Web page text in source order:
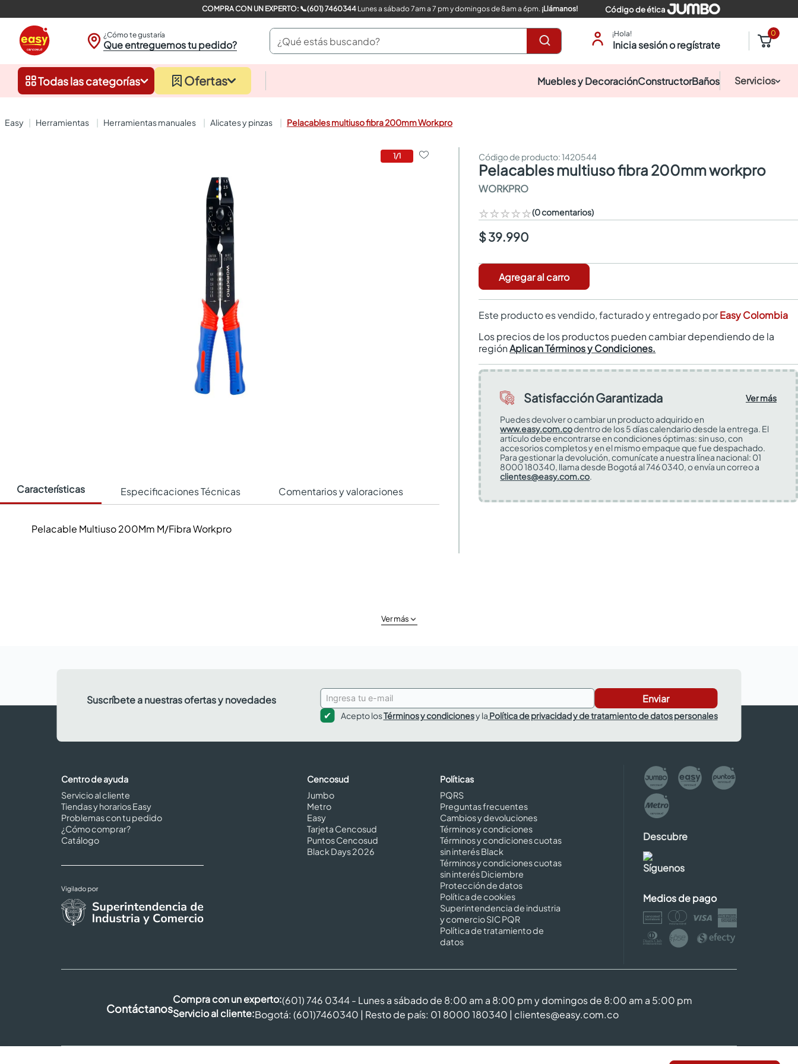
COMPRA CON UN EXPERTO: 📞(601) 7460344Lunes a sábado 7am a 7 pm y domingos de 8am a 6pm. ¡Llámanos! Código de ética
¿Cómo te gustaría
Que entreguemos tu pedido?
¿Qué estás buscando? ¡Hola!
Inicia sesión o regístrate
0
Todas las categorías Ofertas Muebles y DecoraciónConstructorBaños Servicios
herramientas herramientas manuales alicates y pinzas Pelacables multiuso fibra 200mm Workpro
1/1
Características Especificaciones Técnicas Comentarios y valoraciones
Pelacable Multiuso 200Mm M/Fibra Workpro
:1420544
pelacables multiuso fibra 200mm workpro
WORKPRO
☆☆☆☆☆(0 comentarios)
$ 39.990
Agregar al carro
Este producto es vendido, facturado y entregado porEasy Colombia
Los precios de los productos pueden cambiar dependiendo de la
regiónAplican Términos y Condiciones.
Satisfacción Garantizada
Ver más
Puedes devolver o cambiar un producto adquirido en
www.easy.com.codentro de los 5 días calendario desde la entrega. El
artículo debe encontrarse en condiciones óptimas: sin uso, con
accesorios completos y en el mismo empaque que fue despachado.
Para gestionar la devolución, comunícate a nuestra línea nacional: 01
8000 180340, llama desde Bogotá al 746 0340, o envía un correo a
clientes@easy.com.co.
Ver más
Suscríbete a nuestras ofertas y novedades Enviar
Acepto losTérminos y condicionesy la Política de privacidad y de tratamiento de datos personales
Centro de ayuda
Servicio al cliente
Tiendas y horarios Easy
Problemas con tu pedido
¿Cómo comprar?
Catálogo
Cencosud
Jumbo
Metro
Easy
Tarjeta Cencosud
Puntos Cencosud
Black Days 2026
Políticas
PQRS
Preguntas frecuentes
Cambios y devoluciones
Términos y condiciones
Términos y condiciones cuotas
sin interés Black
Términos y condiciones cuotas
sin interés Diciembre
Protección de datos
Política de cookies
Superintendencia de industria
y comercio SIC PQR
Política de tratamiento de
datos
Descubre
Síguenos
Medios de pago
Contáctanos
Compra con un experto:(601) 746 0344 - Lunes a sábado de 8:00 am a 8:00 pm y domingos de 8:00 am a 5:00 pm
Servicio al cliente:Bogotá: (601)7460340 | Resto de país: 01 8000 180340 | clientes@easy.com.co
closet
sanitarios